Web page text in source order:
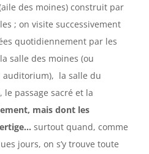
des moines) construit par
; on visite successivement
quotidiennement par les
salle des moines (ou
la salle du
passage sacré et la
mais dont les
surtout quand, comme
jours, on s’y trouve toute